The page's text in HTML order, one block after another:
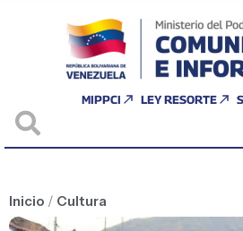
MIPPCI LEY RESORTE
Inicio / Cultura